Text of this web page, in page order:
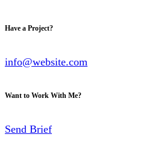
Have a Project?
info@website.com
Want to Work With Me?
Send Brief